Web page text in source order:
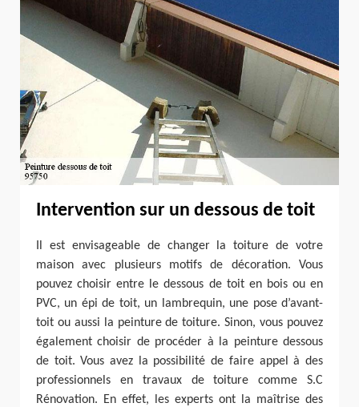
Intervention sur un dessous de toit
Il est envisageable de changer la toiture de votre
maison avec plusieurs motifs de décoration. Vous
pouvez choisir entre le dessous de toit en bois ou en
PVC, un épi de toit, un lambrequin, une pose d’avant-
toit ou aussi la peinture de toiture. Sinon, vous pouvez
également choisir de procéder à la peinture dessous
de toit. Vous avez la possibilité de faire appel à des
professionnels en travaux de toiture comme S.C
Rénovation. En effet, les experts ont la maîtrise des